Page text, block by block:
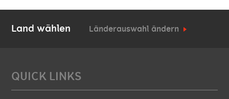
Land wählen Länderauswahl ändern
QUICK LINKS